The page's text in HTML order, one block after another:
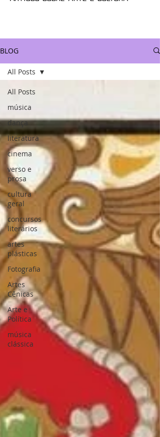
BLOG
All Posts
música
dança
literatura
cinema
verso e
prosa
cultura
geral
concursos
literários
artes
plásticas
Fotografia
Artes
Cênicas
Arte e
Política
música
clássica
All Posts